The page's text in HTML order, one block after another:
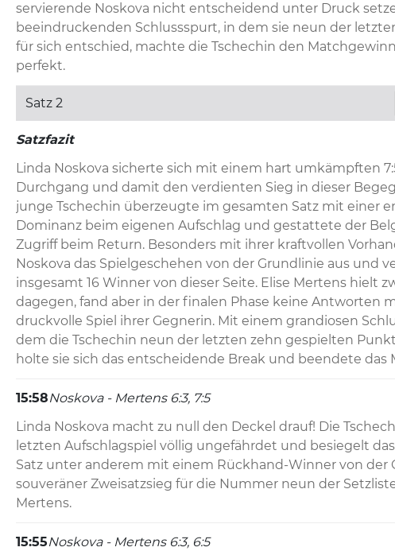
servierende Noskova nicht entscheidend unter Druck
beeindruckenden Schlussspurt, in dem sie neun der
für sich entschied, machte die Tschechin den
perfekt.
Satz 2
Satzfazit
Linda Noskova sicherte sich mit einem hart umkämpften
Durchgang und damit den verdienten Sieg in dieser
junge Tschechin überzeugte im gesamten Satz mit einer
Dominanz beim eigenen Aufschlag und gestattete der
Zugriff beim Return. Besonders mit ihrer kraftvollen
Noskova das Spielgeschehen von der Grundlinie aus und
insgesamt 16 Winner von dieser Seite. Elise Mertens hielt
dagegen, fand aber in der finalen Phase keine Antworten
druckvolle Spiel ihrer Gegnerin. Mit einem grandiosen
dem die Tschechin neun der letzten zehn gespielten
holte sie sich das entscheidende Break und beendete das
15:58Noskova - Mertens 6:3, 7:5
Linda Noskova macht zu null den Deckel drauf! Die
letzten Aufschlagspiel völlig ungefährdet und besiegelt
Satz unter anderem mit einem Rückhand-Winner von der
souveräner Zweisatzsieg für die Nummer neun der
Mertens.
15:55Noskova - Mertens 6:3, 6:5